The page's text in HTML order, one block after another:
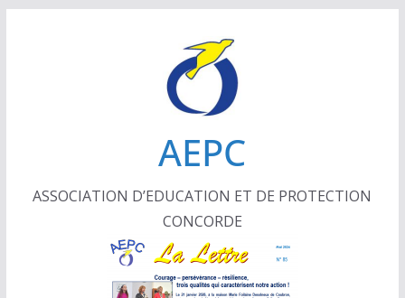
AEPC
ASSOCIATION D’EDUCATION ET DE PROTECTION
CONCORDE